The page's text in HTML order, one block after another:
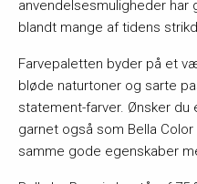
anvendelsesmuligheder har
blandt mange af tidens
Farvepaletten byder på et
bløde naturtoner og sarte
statement-farver. Ønsker du
garnet også som Bella
samme gode egenskaber